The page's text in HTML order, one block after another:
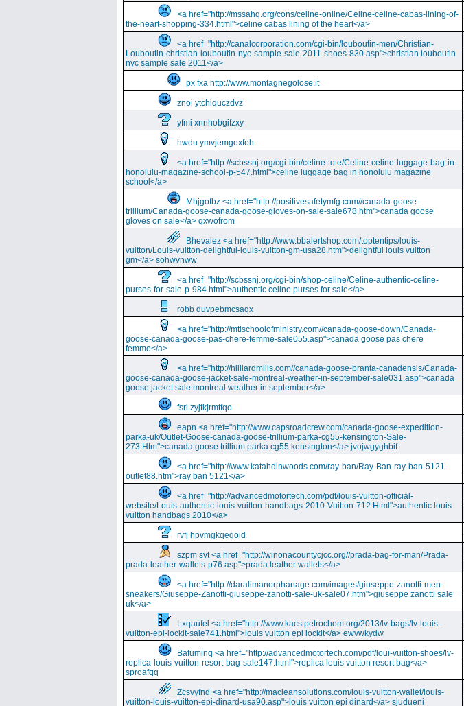
<a href="http://mssahq.org/cons/celine-online/Celine-celine-cabas-lining-of-
the-heart-shopping-334.html">celine cabas lining of the heart</a>
<a href="http://canalcorporation.com/cgi-bin/louboutin-men/Christian-
Louboutin-christian-louboutin-nyc-sample-sale-2011-shoes-830.asp">christian louboutin
nyc sample sale 2011</a>
px fxa http://www.montagnegolose.it
znoi ytchlquczdvz
yfmi xnnhobgifzxy
hwdu ymvjemgoxfoh
<a href="http://scbssnj.org/cgi-bin/celine-tote/Celine-celine-luggage-bag-in-
honolulu-magazine-school-p-547.html">celine luggage bag in honolulu magazine
school</a>
Mhjgofbz <a href="http://positivesafetymfg.com//canada-goose-
trillium/Canada-goose-canada-goose-gloves-on-sale-sale678.htm">canada goose
gloves on sale</a> qxwofrom
Bhevalez <a href="http://www.bbalertshop.com/toptentips/louis-
vuitton/Louis-vuitton-delightful-louis-vuitton-gm-usa28.htm">delightful louis vuitton
gm</a> sohwvnww
<a href="http://scbssnj.org/cgi-bin/shop-celine/Celine-authentic-celine-
purses-for-sale-p-984.html">authentic celine purses for sale</a>
robb duvpebmcsaqx
<a href="http://mtischoolofministry.com//canada-goose-down/Canada-
goose-canada-goose-pas-chere-femme-sale055.asp">canada goose pas chere
femme</a>
<a href="http://hilliardmills.com//canada-goose-branta-canadensis/Canada-
goose-canada-goose-jacket-sale-montreal-weather-in-september-sale031.asp">canada
goose jacket sale montreal weather in september</a>
fsri zyjtkjrmtfqo
eapn <a href="http://www.capsroadcrew.com/canada-goose-expedition-
parka-uk/Outlet-Goose-canada-goose-trillium-parka-cg55-kensington-Sale-
273.Htm">canada goose trillium parka cg55 kensington</a> jvojwgyghbif
<a href="http://www.katahdinwoods.com/ray-ban/Ray-Ban-ray-ban-5121-
outlet88.htm">ray ban 5121</a>
<a href="http://advancedmotortech.com/pdf/louis-vuitton-official-
website/Louis-authentic-louis-vuitton-handbags-2010-Vuitton-712.Html">authentic louis
vuitton handbags 2010</a>
rvfj hpvmgkqeqoid
szpm svt <a href="http://winonacountycjcc.org//prada-bag-for-man/Prada-
prada-leather-wallets-p76.asp">prada leather wallets</a>
<a href="http://daralimanorphanage.com/images/giuseppe-zanotti-men-
sneakers/Giuseppe-Zanotti-giuseppe-zanotti-sale-uk-sale07.htm">giuseppe zanotti sale
uk</a>
Lxqaufel <a href="http://www.kacstpetrochem.org/2013/lv-bags/lv-louis-
vuitton-epi-lockit-sale741.html">louis vuitton epi lockit</a> ewvwkydw
Bafuminq <a href="http://advancedmotortech.com/pdf/loui-vuitton-shoes/lv-
replica-louis-vuitton-resort-bag-sale147.html">replica louis vuitton resort bag</a>
sproafqq
Zcsvyfnd <a href="http://macleansolutions.com/louis-vuitton-wallet/louis-
vuitton-louis-vuitton-epi-dinard-usa90.asp">louis vuitton epi dinard</a> sjudueni